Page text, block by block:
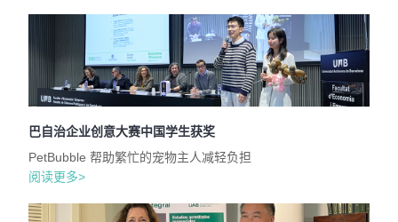
巴自治企业创意大赛中国学生获奖
PetBubble 帮助繁忙的宠物主人减轻负担
阅读更多>